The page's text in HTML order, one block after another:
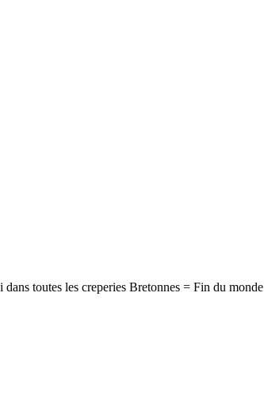
toutes les creperies Bretonnes = Fin du monde